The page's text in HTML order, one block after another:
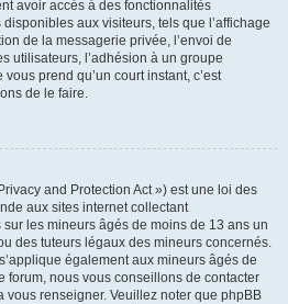
avoir accès à des fonctionnalités
aux visiteurs, tels que l’affichage
de la messagerie privée, l’envoi de
utilisateurs, l’adhésion à un groupe
prend qu’un court instant, c’est
de le faire.
and Protection Act ») est une loi des
aux sites internet collectant
les mineurs âgés de moins de 13 ans un
des tuteurs légaux des mineurs concernés.
également aux mineurs âgés de
forum, nous vous conseillons de contacter
renseigner. Veuillez noter que phpBB